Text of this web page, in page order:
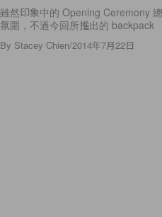
雖然印象中的 Opening Ceremony
氛圍，不過今回所推出的 backpack
By Stacey Chien/2014年7月22日